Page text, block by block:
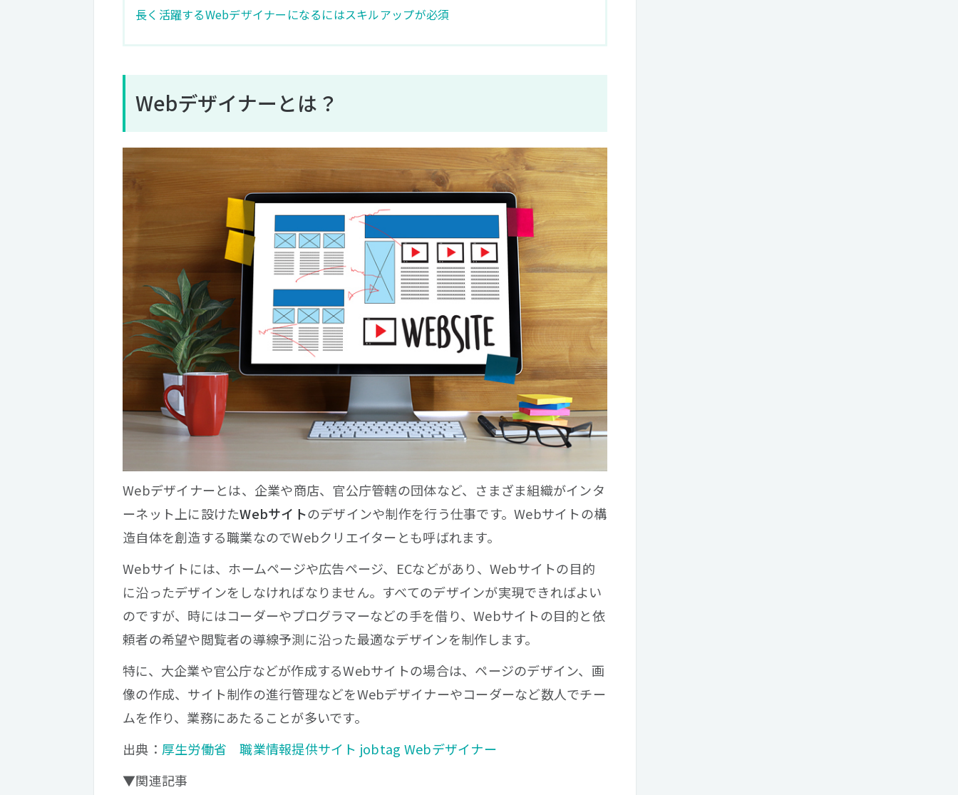
長く活躍するWebデザイナーになるにはスキルアップが必須
Webデザイナーとは？
Webデザイナーとは、企業や商店、官公庁管轄の団体など、さまざま組織がインタ
ーネット上に設けたWebサイトのデザインや制作を行う仕事です。Webサイトの構
造自体を創造する職業なのでWebクリエイターとも呼ばれます。
Webサイトには、ホームページや広告ページ、ECなどがあり、Webサイトの目的
に沿ったデザインをしなければなりません。すべてのデザインが実現できればよい
のですが、時にはコーダーやプログラマーなどの手を借り、Webサイトの目的と依
頼者の希望や閲覧者の導線予測に沿った最適なデザインを制作します。
特に、大企業や官公庁などが作成するWebサイトの場合は、ページのデザイン、画
像の作成、サイト制作の進行管理などをWebデザイナーやコーダーなど数人でチー
ムを作り、業務にあたることが多いです。
出典： 厚生労働省 職業情報提供サイト jobtag Webデザイナー
▼関連記事